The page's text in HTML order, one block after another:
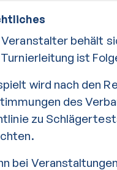
Veranstalter behält
ist
wird nach den
des
zu
bei